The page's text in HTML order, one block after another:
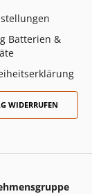
Batterien &
WIDERRUFEN